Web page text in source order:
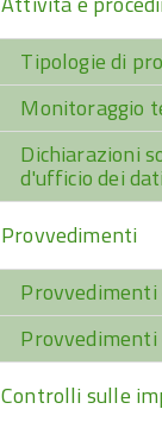
Tipologie di
Monitoraggio
Dichiarazioni
d'ufficio dei dati
Provvedimenti
Controlli sulle